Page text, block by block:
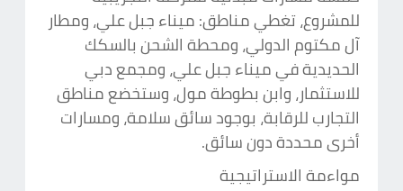
للمشروع، تغطي مناطق: ميناء جبل علي، ومطار
آل مكتوم الدولي، ومحطة الشحن بالسكك
الحديدية في ميناء جبل علي، ومجمع دبي
للاستثمار، وابن بطوطة مول، وستخضع مناطق
التجارب للرقابة، بوجود سائق سلامة، ومسارات
أخرى محددة دون سائق.
مواءمة الاستراتيجية